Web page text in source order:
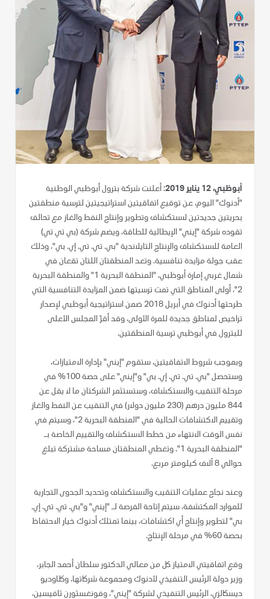
أبوظبي، 12 يناير 2019
: أعلنت شركة بترول أبوظبي الوطنية
"أدنوك" اليوم، عن توقيع اتفاقيتين استراتيجيتين لترسية منطقتين
بحريتين جديدتين لاستكشاف وتطوير وإنتاج النفط والغاز مع تحالف
تقوده شركة "إيني" الإيطالية للطاقة، ويضم شركة (بي تي تي)
العامة للاستكشاف والإنتاج التايلاندية "بي. تي. تي. إي. بي"، وذلك
عقب جولة مزايدة تنافسية. وتعد المنطقتان اللتان تقعان في
شمال غربي إمارة أبوظبي، "المنطقة البحرية 1" والمنطقة البحرية
2"، أولى المناطق التي تمت ترسيتها ضمن المزايدة التنافسية التي
طرحتها أدنوك في أبريل 2018 ضمن استراتيجية أبوظبي لإصدار
تراخيص لمناطق جديدة للمرة الأولى، وقد أقرّ المجلس الأعلى
للبترول في أبوظبي ترسية المنطقتين.
وبموجب شروط الاتفاقيتين، ستقوم "إيني" بإدارة الامتيازات،
وستحصل "بي. تي. تي. إي. بي" و"إيني" على حصة 100% في
مرحلة التنقيب والاستكشاف، وستستثمر الشركتان ما لا يقل عن
844 مليون درهم (230 مليون دولار) في التنقيب عن النفط والغاز
وتقييم الاكتشافات الحالية في "المنطقة البحرية 2"، وسيتم في
نفس الوقت الانتهاء من خطط الاستكشاف والتقييم الخاصة بـ
"المنطقة البحرية 1". وتغطي المنطقتان مساحة مشتركة تبلغ
حوالي 8 آلاف كيلومتر مربع.
وعند نجاح عمليات التنقيب والاستكشاف وتحديد الجدوى التجارية
للموارد المكتشفة، سيتم إتاحة الفرصة لـ "إيني" و"بي. تي. تي. إي.
بي" لتطوير وإنتاج أي اكتشافات، بينما تمتلك أدنوك خيار الاحتفاظ
بحصة 60% في مرحلة الإنتاج.
وقع اتفاقيتي الامتياز كل من معالي الدكتور سلطان أحمد الجابر،
وزير دولة الرئيس التنفيذي لأدنوك ومجموعة شركاتها، وكلاوديو
ديسكالزي، الرئيس التنفيذي لشركة "إيني"، وفونغسثورن ثافيسين،